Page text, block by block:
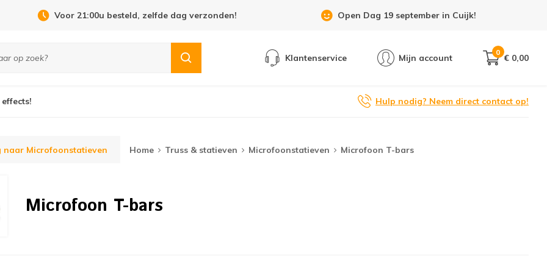
Open Dag 19 september in Cuijk! Showroom 6 dagen per week geopend!
Klantenservice Mijn account
0
€ 0,00
Hulp nodig? Neem direct contact op!
naar Microfoonstatieven Home Truss & statieven Microfoonstatieven Microfoon T-bars
Microfoon T-bars